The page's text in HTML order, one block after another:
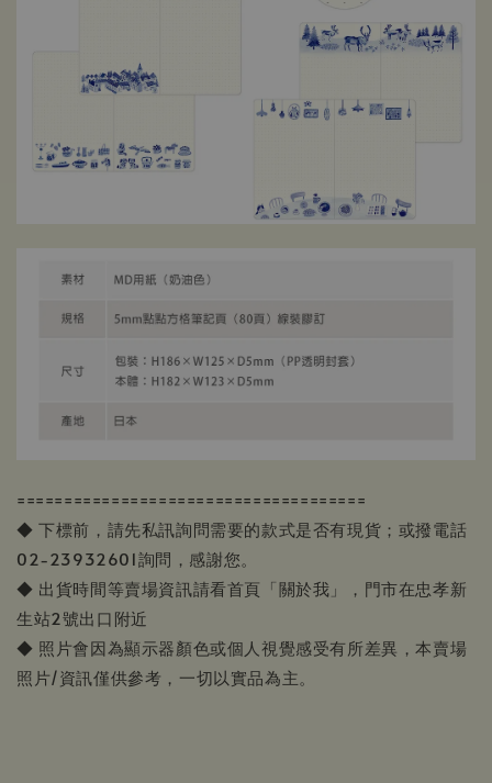
=====================================
◆ 下標前，請先私訊詢問需要的款式是否有現貨；或撥電話
02-23932601詢問，感謝您。
◆ 出貨時間等賣場資訊請看首頁「關於我」，門市在忠孝新
生站2號出口附近
◆ 照片會因為顯示器顏色或個人視覺感受有所差異，本賣場
照片/資訊僅供參考，一切以實品為主。